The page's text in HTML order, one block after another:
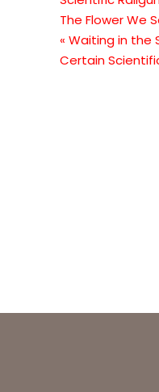
The Flower We
« Waiting in the
Certain